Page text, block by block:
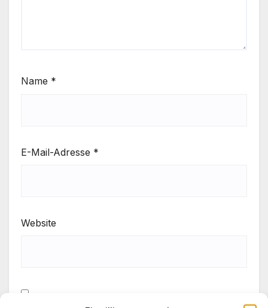
Name *
E-Mail-Adresse *
Website